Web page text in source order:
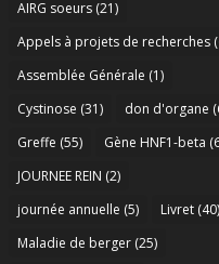
AIRG soeurs(21)
Appels à projets de recherches
Assemblée Générale (1)
Cystinose (31) don d'organe
Greffe (55) Gène HNF1-beta
JOURNEE REIN (2)
journée annuelle (5) Livret(40)
Maladie de berger(25)